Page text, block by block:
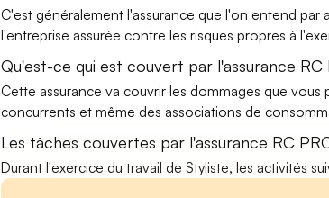
C'est généralement l'assurance que l'on entend par
l'entreprise assurée contre les risques propres à
Qu'est-ce qui est couvert par l'assurance RC
Cette assurance va couvrir les dommages que
concurrents et même des associations de
Les tâches couvertes par l'assurance RC
Durant l'exercice du travail de Styliste, les activités